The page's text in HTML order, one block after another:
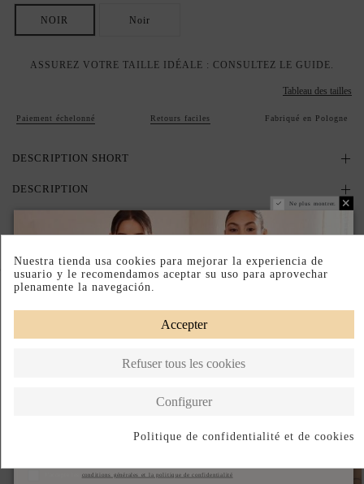
NOIR Noir
ASSUREZ VOTRE TAILLE IDÉALE : CONSULTEZ LE GUIDE.
Tableau des tailles
Paiement échelonné Retours faciles Fabriqué en Pologne
DESCRIPTION SHORT
DESCRIPTION
Complete your look
Ne plus montrer.
conditions générales et la politique de confidentialité
Nuestra tienda usa cookies para mejorar la experiencia de
usuario y le recomendamos aceptar su uso para aprovechar
plenamente la navegación.
Accepter
Refuser tous les cookies
Configurer
Politique de confidentialité et de cookies